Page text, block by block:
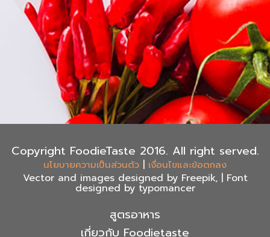
Copyright FoodieTaste 2016. All right served.
นโยบายความเป็นส่วนตัว | เงื่อนไขและข้อตกลง
Vector and images designed by Freepik, | Font
designed by typomancer
สูตรอาหาร
เกี่ยวกับ Foodietaste